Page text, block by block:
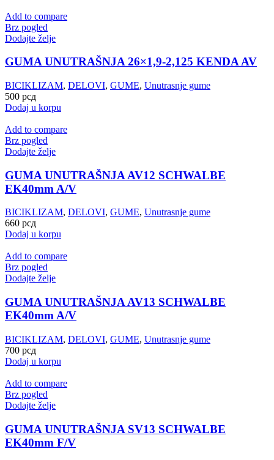
Add to compare
Brz pogled
Dodajte želje
GUMA UNUTRAŠNJA 26×1,9-2,125 KENDA AV
BICIKLIZAM, DELOVI, GUME, Unutrasnje gume
500 рсд
Dodaj u korpu
Add to compare
Brz pogled
Dodajte želje
GUMA UNUTRAŠNJA AV12 SCHWALBE
EK40mm A/V
BICIKLIZAM, DELOVI, GUME, Unutrasnje gume
660 рсд
Dodaj u korpu
Add to compare
Brz pogled
Dodajte želje
GUMA UNUTRAŠNJA AV13 SCHWALBE
EK40mm A/V
BICIKLIZAM, DELOVI, GUME, Unutrasnje gume
700 рсд
Dodaj u korpu
Add to compare
Brz pogled
Dodajte želje
GUMA UNUTRAŠNJA SV13 SCHWALBE
EK40mm F/V